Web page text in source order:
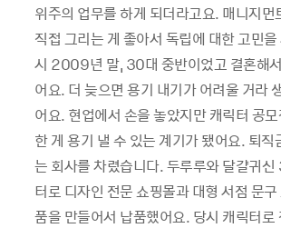
위주의 업무를 하게 되더라고요. 매니지먼
직접 그리는 게 좋아서 독립에 대한 고민
시 2009년 말, 30대 중반이었고 결혼해
어요. 더 늦으면 용기 내기가 어려울 거라
어요. 현업에서 손을 놓았지만 캐릭터 공
한 게 용기 낼 수 있는 계기가 됐어요. 퇴직
는 회사를 차렸습니다. 두루루와 달걀귀신
터로 디자인 전문 쇼핑몰과 대형 서점 문
품을 만들어서 납품했어요. 당시 캐릭터로